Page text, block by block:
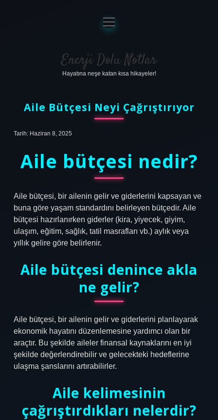
Anasayfa
Gizlilik Politikası
Yasal Uyarı
menüyü
aç
Enerji Dolu Notlar
Hayatına neşe katan kısa hikayeler!
Aile Bütçesi Neyi Çağrıştırıyor
Tarih: Haziran 8, 2025
Aile bütçesi nedir?
Aile bütçesi, bir ailenin gelir ve giderlerini kapsayan ve
buna göre yaşam standardını belirleyen bütçedir. Aile
bütçesi hazırlanırken giderler (kira, yiyecek, giyim,
ulaşım, eğitim, sağlık, tatil masrafları vb.) aylık veya
yıllık gelire göre belirlenir.
Aile bütçesi denince akla
ne gelir?
Aile bütçesi, bir ailenin gelir ve giderlerini planlayarak
ekonomik hayatını düzenlemesine yardımcı olan bir
araçtır. Bu şekilde aileler finansal kaynaklarını en iyi
şekilde değerlendirebilir ve gelecekteki hedeflerine
ulaşma şanslarını artırabilirler.
Aile kelimesinin
çağrıştırdıkları nelerdir?